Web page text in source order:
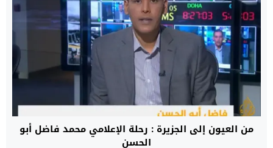
من العيون إلى الجزيرة : رحلة الإعلامي محمد فاضل أبو
الحسن